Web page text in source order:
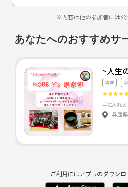
今まで中国語を全く勉強したことのない
ます！
みなさんで楽しく中国語を勉強しましょ
※内容は他の参加者には公
あなたへのおすすめサ
哲学
★★★★
兵庫県
ご利用にはアプリのダウン